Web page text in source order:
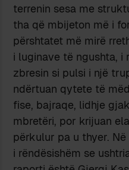
terrenin sesa me
tha që mbijeton më i
përshtatet më mirë
i luginave të ngushta, i
zbresin si pulsi i një
ndërtuan qytete të
fise, bajraqe, lidhje
mbretëri, por krijuan
përkulur pa u thyer.
i rëndësishëm se